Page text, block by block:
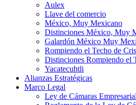
Aulex
Llave del comercio
México, Muy Mexicano
Distinciones México, Muy
Galardón México Muy
Rompiendo el Techo de
Distinciones Rompiendo el
Yacatecuhtli
Alianzas Estratégicas
Marco Legal
Ley de Cámaras